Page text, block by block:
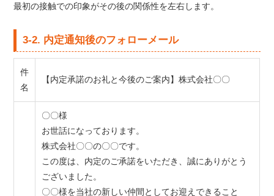
最初の接触での印象がその後の関係性を左右します。
3-2. 内定通知後のフォローメール
件
名
【内定承諾のお礼と今後のご案内】株式会社〇〇
〇〇様
お世話になっております。
株式会社〇〇の〇〇です。
この度は、内定のご承諾をいただき、誠にありがとう
ございました。
〇〇様を当社の新しい仲間としてお迎えできること